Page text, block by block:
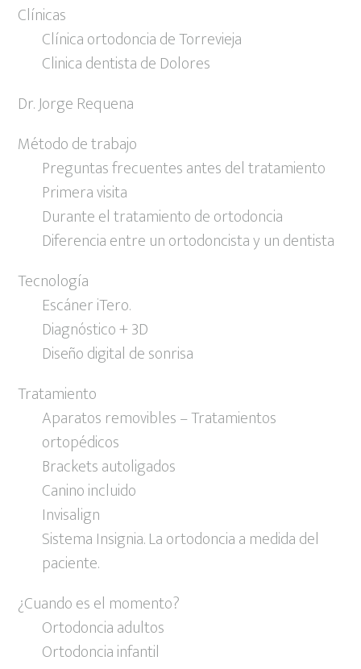
Clínicas
Clínica ortodoncia de Torrevieja
Clinica dentista de Dolores
Dr. Jorge Requena
Método de trabajo
Preguntas frecuentes antes del tratamiento
Primera visita
Durante el tratamiento de ortodoncia
Diferencia entre un ortodoncista y un dentista
Tecnología
Escáner iTero.
Diagnóstico + 3D
Diseño digital de sonrisa
Tratamiento
Aparatos removibles – Tratamientos
ortopédicos
Brackets autoligados
Canino incluido
Invisalign
Sistema Insignia. La ortodoncia a medida del
paciente.
¿Cuando es el momento?
Ortodoncia adultos
Ortodoncia infantil